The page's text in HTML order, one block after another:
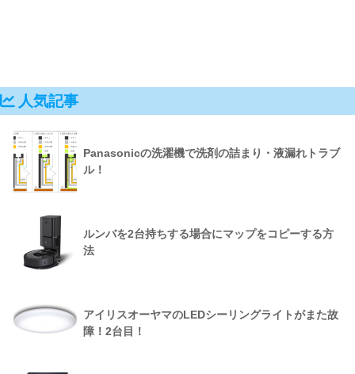
人気記事
Panasonicの洗濯機で洗剤の詰まり・液漏れトラブ
ル！
ルンバを2台持ちする場合にマップをコピーする方
法
アイリスオーヤマのLEDシーリングライトがまた故
障！2台目！